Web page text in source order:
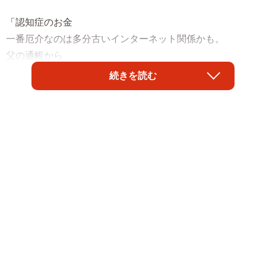
「認知症のお金
一番厄介なのは多分古いインターネット関係かも。
父の通帳から
・2ヶ月に１度2200円
続きを読む